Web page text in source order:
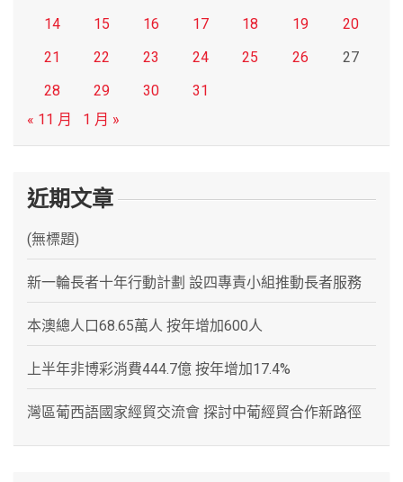
14
15 16 17 18 19
20
21
22 23 24 25 26
27
28
29 30
31
« 11 月
1 月 »
近期文章
(無標題)
新一輪長者十年行動計劃 設四專責小組推動長者服務
本澳總人口68.65萬人 按年增加600人
上半年非博彩消費444.7億 按年增加17.4%
灣區葡西語國家經貿交流會 探討中葡經貿合作新路徑